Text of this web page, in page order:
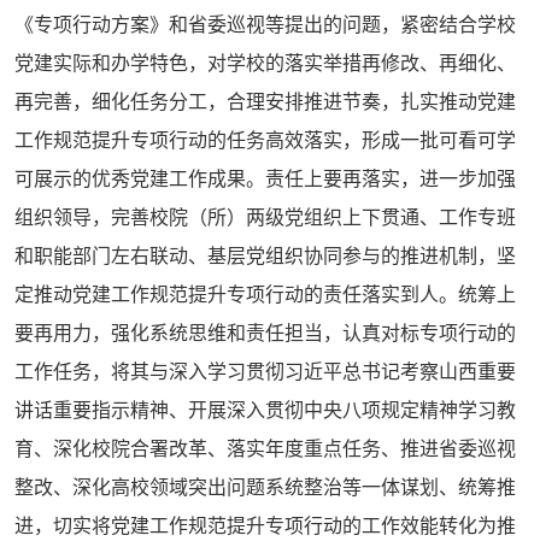
《专项行动方案》和省委巡视等提出的问题，紧密结合学校
党建实际和办学特色，对学校的落实举措再修改、再细化、
再完善，细化任务分工，合理安排推进节奏，扎实推动党建
工作规范提升专项行动的任务高效落实，形成一批可看可学
可展示的优秀党建工作成果。责任上要再落实，进一步加强
组织领导，完善校院（所）两级党组织上下贯通、工作专班
和职能部门左右联动、基层党组织协同参与的推进机制，坚
定推动党建工作规范提升专项行动的责任落实到人。统筹上
要再用力，强化系统思维和责任担当，认真对标专项行动的
工作任务，将其与深入学习贯彻习近平总书记考察山西重要
讲话重要指示精神、开展深入贯彻中央八项规定精神学习教
育、深化校院合署改革、落实年度重点任务、推进省委巡视
整改、深化高校领域突出问题系统整治等一体谋划、统筹推
进，切实将党建工作规范提升专项行动的工作效能转化为推